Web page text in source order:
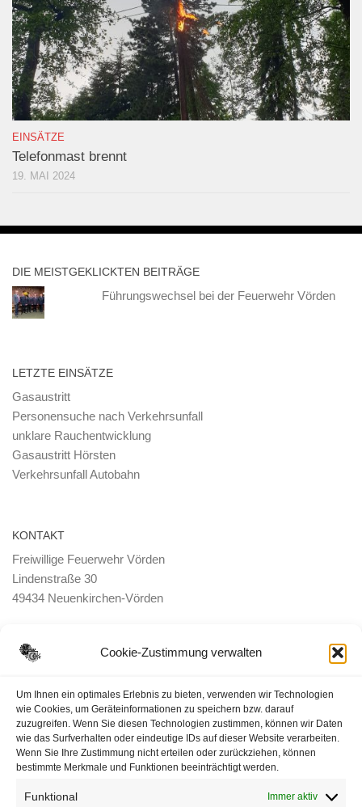
Cookie-Zustimmung verwalten
Um Ihnen ein optimales Erlebnis zu bieten, verwenden wir Technologien
wie Cookies, um Geräteinformationen zu speichern bzw. darauf
zuzugreifen. Wenn Sie diesen Technologien zustimmen, können wir Daten
wie das Surfverhalten oder eindeutige IDs auf dieser Website verarbeiten.
Wenn Sie Ihre Zustimmung nicht erteilen oder zurückziehen, können
bestimmte Merkmale und Funktionen beeinträchtigt werden.
Funktional Immer aktiv
EINSÄTZE
Telefonmast brennt
19. MAI 2024
DIE MEISTGEKLICKTEN BEITRÄGE
Führungswechsel bei der Feuerwehr Vörden
LETZTE EINSÄTZE
Gasaustritt
Personensuche nach Verkehrsunfall
unklare Rauchentwicklung
Gasaustritt Hörsten
Verkehrsunfall Autobahn
KONTAKT
Freiwillige Feuerwehr Vörden
Lindenstraße 30
49434 Neuenkirchen-Vörden
Datenschutzerklärung
Impressum
Cookie-Richtlinie (EU)